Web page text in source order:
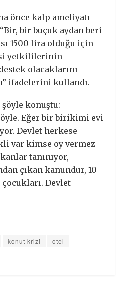
önce kalp ameliyatı
bir buçuk aydan beri
1500 lira olduğu için
yetkililerinin
olacaklarını
ifadelerini kullandı.
konuştu:
Eğer bir birikimi evi
Devlet herkese
var kimse oy vermez
tanınıyor,
çıkan kanundur, 10
Devlet
konut krizi otel